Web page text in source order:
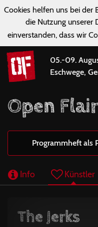
Cookies helfen uns bei der
die Nutzung unserer
einverstanden, dass wir
05.-09.
Eschwege,
Open
Programmheft als
Info Künstler
The Jerks